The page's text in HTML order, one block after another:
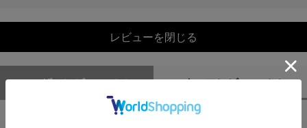
レビューを閉じる
ユーザーレビュー（1） スタッフレビュー（0）